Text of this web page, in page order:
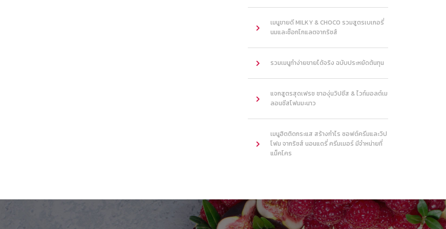
เมนูขายดี MILKY & CHOCO รวมสูตรเบเกอรี่
นมและช็อกโกแลตจากริชส์
รวมเมนูทำง่ายขายได้จริง ฉบับประหยัดต้นทุน
แจกสูตรสุดเฟรช ชาองุ่นวิปชีส & ไวท์มอลต์เม
ลอนชีสโฟมมะนาว
เมนูฮิตติดกระแส สร้างกำไร ซอฟต์ครีมและวิป
โฟม จากริชส์ นอนแดรี่ ครีมเมอร์ มีจำหน่ายที่
แม็คโคร